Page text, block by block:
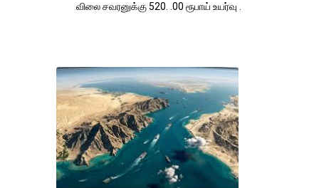
விலை சவரனுக்கு 520. .00 ரூபாய் உயர்வு .